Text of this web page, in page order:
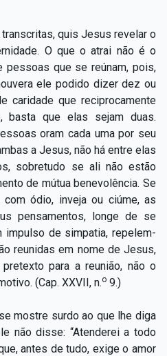
quis Jesus revelar o
O que o atrai não é o
pessoas que se reúnam, pois,
ele podido dizer dez ou
caridade que reciprocamente
basta que elas sejam duas.
oram cada uma por seu
a Jesus, não há entre elas
sobretudo se ali não estão
de mútua benevolência. Se
ódio, inveja ou ciúme, as
pensamentos, longe de se
impulso de simpatia, repelem-
reunidas em nome de Jesus,
para a reunião, não o
(Cap. XXVII, n.o 9.)
mostre surdo ao que lhe diga
não disse: “Atenderei a todo
antes de tudo, exige o amor